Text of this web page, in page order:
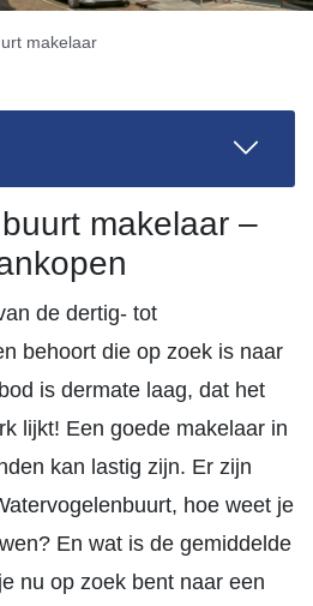
makelaar
makelaar –
de dertig- tot
behoort die op zoek is naar
is dermate laag, dat het
lijkt! Een goede makelaar in
kan lastig zijn. Er zijn
hoe weet je
En wat is de gemiddelde
nu op zoek bent naar een